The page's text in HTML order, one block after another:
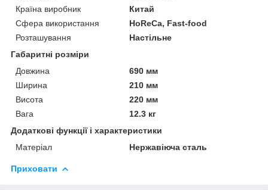
Країна виробник
Китай
Сфера використання
HoReCa, Fast-food
Розташування
Настільне
Габаритні розміри
Довжина
690 мм
Ширина
210 мм
Висота
220 мм
Вага
12.3 кг
Додаткові функції і характеристики
Матеріал
Нержавіюча сталь
Приховати